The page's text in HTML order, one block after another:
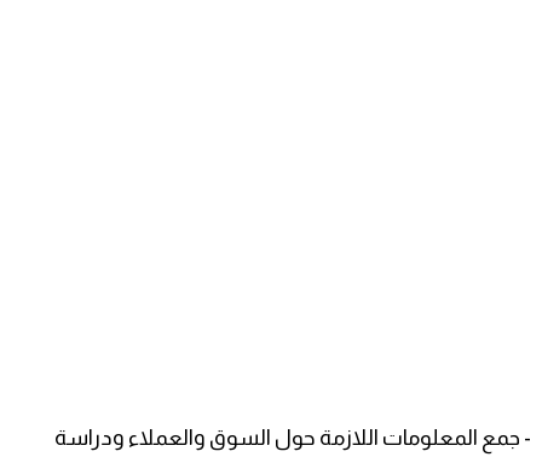
- جمع المعلومات اللازمة حول السوق والعملاء ودراسة